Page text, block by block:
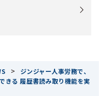
>
ジンジャー人事労務で、
きる 履歴書読み取り機能を実